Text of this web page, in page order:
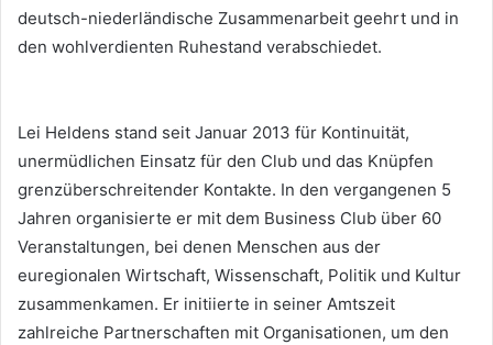
deutsch-niederländische Zusammenarbeit geehrt und in
den wohlverdienten Ruhestand verabschiedet.
Lei Heldens stand seit Januar 2013 für Kontinuität,
unermüdlichen Einsatz für den Club und das Knüpfen
grenzüberschreitender Kontakte. In den vergangenen 5
Jahren organisierte er mit dem Business Club über 60
Veranstaltungen, bei denen Menschen aus der
euregionalen Wirtschaft, Wissenschaft, Politik und Kultur
zusammenkamen. Er initiierte in seiner Amtszeit
zahlreiche Partnerschaften mit Organisationen, um den